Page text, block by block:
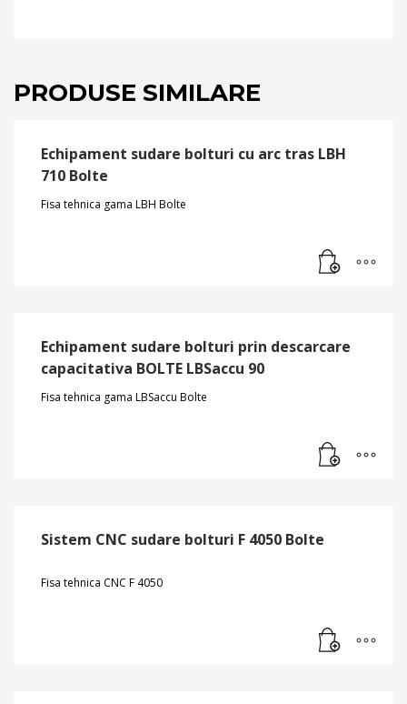
PRODUSE SIMILARE
Echipament sudare bolturi cu arc tras LBH
710 Bolte
Fisa tehnica gama LBH Bolte
Echipament sudare bolturi prin descarcare
capacitativa BOLTE LBSaccu 90
Fisa tehnica gama LBSaccu Bolte
Sistem CNC sudare bolturi F 4050 Bolte
Fisa tehnica CNC F 4050